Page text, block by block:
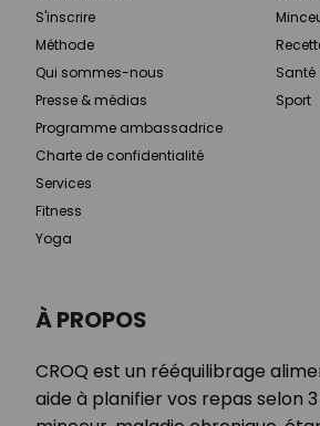
À PROPOS
CROQ est un rééquilibrage
aide à planifier vos repas selon
S'inscrire
Méthode
Qui sommes-nous
Presse & médias
Programme ambassadrice
Charte de confidentialité
Services
Fitness
Yoga
Santé
Sport